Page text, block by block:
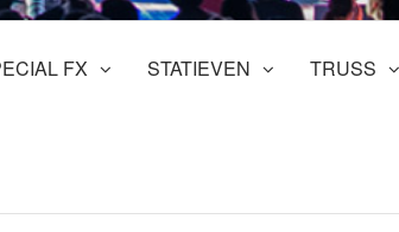
FX STATIEVEN TRUSS